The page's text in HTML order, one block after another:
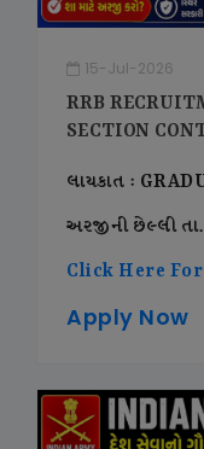
15-Jul-2026
RRB
SECTION
લાયકાત :
અરજીની છેલ્લી
Click Here
Apply Now